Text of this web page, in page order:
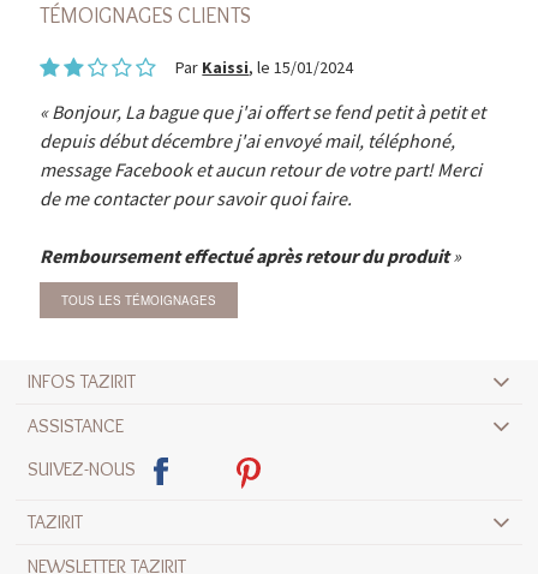
TÉMOIGNAGES CLIENTS
Par Kaissi, le 15/01/2024
Bonjour, La bague que j'ai offert se fend petit à petit et
depuis début décembre j'ai envoyé mail, téléphoné,
message Facebook et aucun retour de votre part! Merci
de me contacter pour savoir quoi faire.
Remboursement effectué après retour du produit
TOUS LES TÉMOIGNAGES
INFOS TAZIRIT
ASSISTANCE
SUIVEZ-NOUS
TAZIRIT
NEWSLETTER TAZIRIT